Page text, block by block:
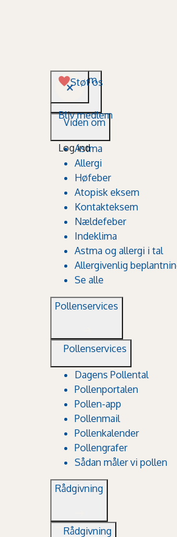
Støt os
Bliv medlem
Log ind
Viden om
Viden om
Astma
Allergi
Høfeber
Atopisk eksem
Kontakteksem
Nældefeber
Indeklima
Astma og allergi i tal
Allergivenlig
Se alle
Pollenservices
Pollenservices
Dagens Pollental
Pollenportalen
Pollen-app
Pollenmail
Pollenkalender
Pollengrafer
Sådan måler vi pollen
Rådgivning
Rådgivning